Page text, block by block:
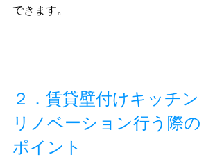
できます。
２．賃貸壁付けキッチン
リノベーション行う際の
ポイント